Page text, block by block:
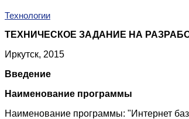
Технологии
ТЕХНИЧЕСКОЕ ЗАДАНИЕ НА
Иркутск, 2015
Введение
Наименование программы
Наименование программы: "Интернет